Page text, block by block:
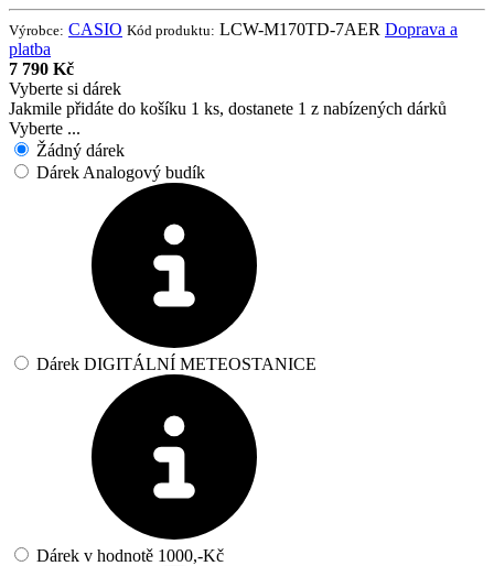
Výrobce: CASIO Kód produktu: LCW-M170TD-7AER Doprava a
platba
7 790 Kč
Vyberte si dárek
Jakmile přidáte do košíku 1 ks, dostanete 1 z nabízených dárků
Vyberte ...
Žádný dárek
Dárek Analogový budík
Dárek DIGITÁLNÍ METEOSTANICE
Dárek v hodnotě 1000,-Kč